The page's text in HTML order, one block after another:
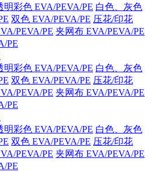
彩色 EVA/PEVA/PE 白色、灰色
双色 EVA/PEVA/PE 压花/印花
PEVA/PE 夹网布 EVA/PEVA/PE
PE
彩色 EVA/PEVA/PE 白色、灰色
双色 EVA/PEVA/PE 压花/印花
PEVA/PE 夹网布 EVA/PEVA/PE
PE
彩色 EVA/PEVA/PE 白色、灰色
双色 EVA/PEVA/PE 压花/印花
PEVA/PE 夹网布 EVA/PEVA/PE
PE